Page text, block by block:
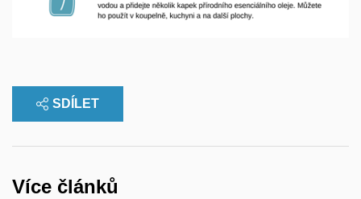
SDÍLET
Více článků